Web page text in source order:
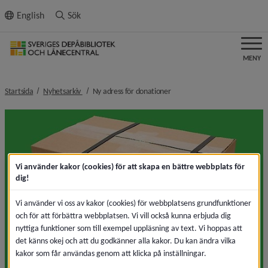
innehållet
English Sök
MENY
Startsida Nyhetsarkiv nivå i brödsmulenavigeringen
Ny adress för donationernivå i brödsmulenavigeringen
Vi använder kakor (cookies) för att skapa en bättre webbplats för
dig!
Vi använder vi oss av kakor (cookies) för webbplatsens grundfunktioner
och för att förbättra webbplatsen. Vi vill också kunna erbjuda dig
nyttiga funktioner som till exempel uppläsning av text. Vi hoppas att
det känns okej och att du godkänner alla kakor. Du kan ändra vilka
kakor som får användas genom att klicka på inställningar.